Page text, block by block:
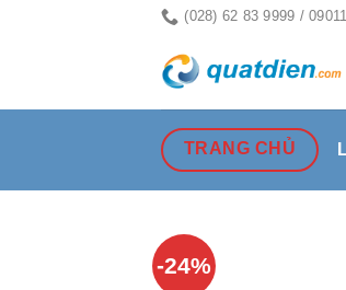
(028) 62 83 9999 /
TRANG CHỦ
-24%